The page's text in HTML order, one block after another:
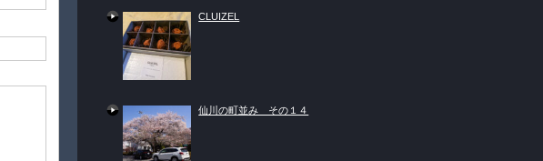
CLUIZEL
仙川の町並み その１４